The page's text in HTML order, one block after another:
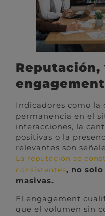
Indicadores como la
permanencia en el
interacciones, la
positivas o la
relevantes son
La reputación se
consistentes, no
masivas.
El engagement
que el volumen sin